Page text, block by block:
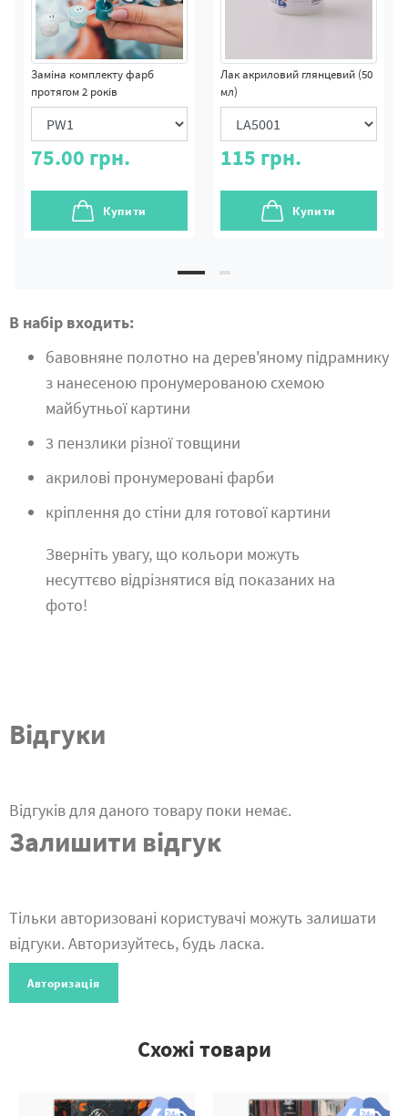
Заміна комплекту фарб
протягом 2 років
75.00 грн.
Купити
Лак акриловий глянцевий (50
мл)
115 грн.
Купити
В набір входить:
бавовняне полотно на дерев'яному підрамнику
з нанесеною пронумерованою схемою
майбутньої картини
3 пензлики різної товщини
акрилові пронумеровані фарби
кріплення до стіни для готової картини
Зверніть увагу, що кольори можуть
несуттєво відрізнятися від показаних на
фото!
Відгуки
Відгуків для даного товару поки немає.
Залишити відгук
Тільки авторизовані користувачі можуть залишати
відгуки. Авторизуйтесь, будь ласка.
Авторизація
Схожі товари